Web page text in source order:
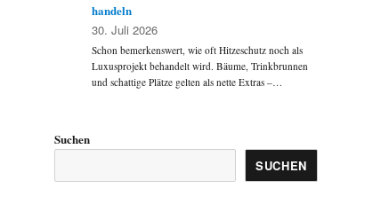
handeln
30. Juli 2026
Schon bemerkenswert, wie oft Hitzeschutz noch als
Luxusprojekt behandelt wird. Bäume, Trinkbrunnen
und schattige Plätze gelten als nette Extras –…
Suchen
SUCHEN